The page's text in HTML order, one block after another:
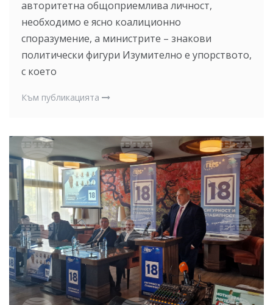
авторитетна общоприемлива личност,
необходимо е ясно коалиционно
споразумение, а министрите – знакови
политически фигури Изумително е упорството,
с което
Към публикацията